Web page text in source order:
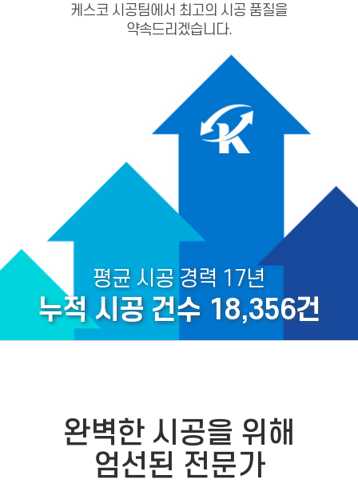
케스코 시공팀에서 최고의 시공 품질을
약속드리겠습니다.
평균 시공 경력 17년
누적 시공 건수 18,356건
완벽한 시공을 위해
엄선된 전문가